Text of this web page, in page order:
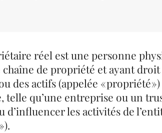
réel est une personne
chaîne de propriété et ayant
des actifs (appelée « propriété
telle qu’une entreprise ou un
d’influencer les activités de